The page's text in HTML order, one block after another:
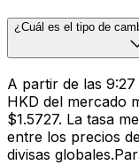
¿Cuál es el tipo de
A partir de las
HKD del mercado
$1.5727. La tasa
entre los precios
divisas